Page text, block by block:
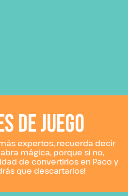
DE JUEGO
expertos, recuerda decir
mágica, porque si no,
de convertirlos en Paco y
que descartarlos!